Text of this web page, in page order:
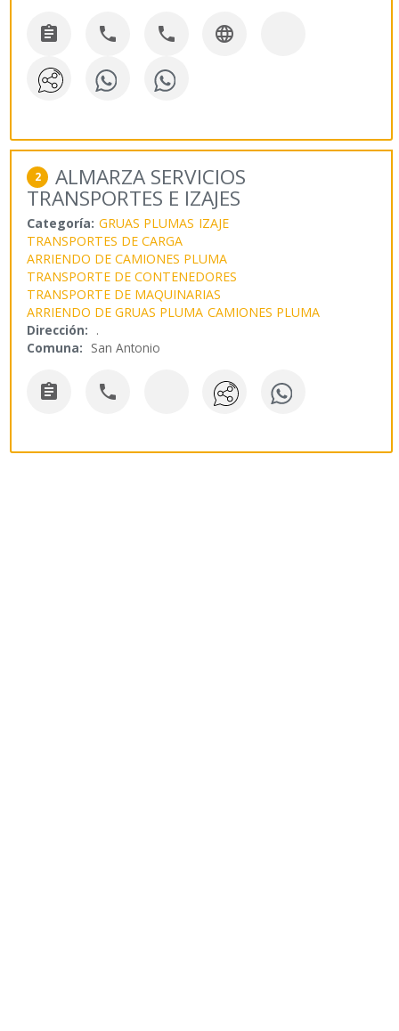
   
2 ALMARZA SERVICIOS
TRANSPORTES E IZAJES
Categoría: GRUAS PLUMAS IZAJE
TRANSPORTES DE CARGA
ARRIENDO DE CAMIONES PLUMA
TRANSPORTE DE CONTENEDORES
TRANSPORTE DE MAQUINARIAS
ARRIENDO DE GRUAS PLUMA CAMIONES PLUMA
Dirección: .
Comuna: San Antonio
 